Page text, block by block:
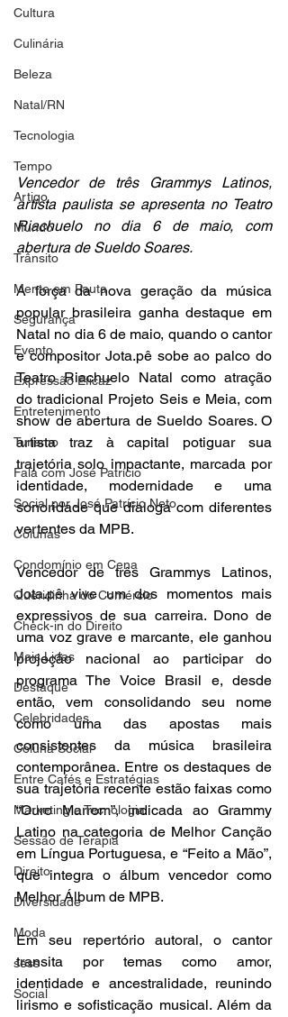
Cultura
Culinária
Beleza
Natal/RN
Tecnologia
Tempo
Artigo
Mundo
Trânsito
Mente em Pauta
Segurança
Evento
Expressão Eficaz
Entretenimento
Turismo
Fala com José Patrício
Social por José Patrício Neto
Colunas
Condomínio em Cena
Queridinha do Comércio
Check-in do Direito
Mais Lidas
Destaque
Celebridades
Coluna Social
Entre Cafés e Estratégias
Marketing e Tecnologia
Sessão de Terapia
Direito
Diversidade
Moda
sess
Social
Vencedor de três Grammys Latinos,
artista paulista se apresenta no Teatro
Riachuelo no dia 6 de maio, com
abertura de Sueldo Soares.
A força da nova geração da música
popular brasileira ganha destaque em
Natal no dia 6 de maio, quando o cantor
e compositor Jota.pê sobe ao palco do
Teatro Riachuelo Natal como atração
do tradicional Projeto Seis e Meia, com
show de abertura de Sueldo Soares. O
artista traz à capital potiguar sua
trajetória solo impactante, marcada por
identidade, modernidade e uma
sonoridade que dialoga com diferentes
vertentes da MPB.
Vencedor de três Grammys Latinos,
Jota.pê vive um dos momentos mais
expressivos de sua carreira. Dono de
uma voz grave e marcante, ele ganhou
projeção nacional ao participar do
programa The Voice Brasil e, desde
então, vem consolidando seu nome
como uma das apostas mais
consistentes da música brasileira
contemporânea. Entre os destaques de
sua trajetória recente estão faixas como
“Ouro Marrom”, indicada ao Grammy
Latino na categoria de Melhor Canção
em Língua Portuguesa, e “Feito a Mão”,
que integra o álbum vencedor como
Melhor Álbum de MPB.
Em seu repertório autoral, o cantor
transita por temas como amor,
identidade e ancestralidade, reunindo
lirismo e sofisticação musical. Além da